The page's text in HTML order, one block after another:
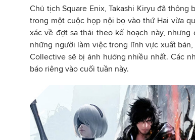
Chủ tịch Square Enix, Takashi Kiryu đã thông
trong một cuộc họp nội bọ vào thứ Hai vừa
xác về đợt sa thải theo kế hoạch này,
những người làm việc trong lĩnh vực xuất
Collective sẽ bị ảnh hưởng nhiều nhất. Các
báo riêng vào cuối tuần này.